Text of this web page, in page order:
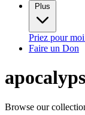
Plus
Priez pour moi
Faire un Don
Browse our